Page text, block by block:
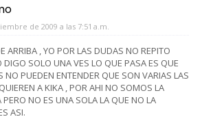
de 2009 a las 7:51 a.m.
ARRIBA , YO POR LAS DUDAS NO REPITO
DIGO SOLO UNA VES LO QUE PASA ES QUE
NO PUEDEN ENTENDER QUE SON VARIAS LAS
A KIKA , POR AHI NO SOMOS LA
PERO NO ES UNA SOLA LA QUE NO LA
ASI.